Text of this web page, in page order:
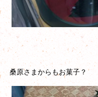
桑原さまからもお菓子？